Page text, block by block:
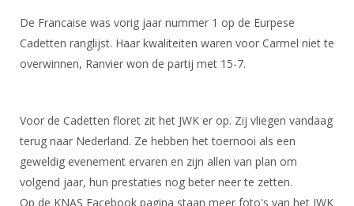
Nieuws
Verenigingsondersteuning
Oprichting Vereniging
Overschrijven leden
Wedstrijdorganisatie
Nieuws
Scheidsrechterslijst
Import inschrijvingen uit Nahouw
Verwerk wedstrijduitslagen
Tuchtzaken
Archief
Infotheek
Bibliotheek
Touché
De Francaise was vorig jaar nummer 1 op de Eurpese
Cadetten ranglijst. Haar kwaliteiten waren voor Carmel niet te
overwinnen, Ranvier won de partij met 15-7.
Voor de Cadetten floret zit het JWK er op. Zij vliegen vandaag
terug naar Nederland. Ze hebben het toernooi als een
geweldig evenement ervaren en zijn allen van plan om
volgend jaar, hun prestaties nog beter neer te zetten.
Op de KNAS Facebook pagina staan meer foto's van het JWK